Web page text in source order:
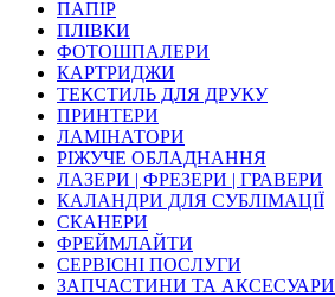
ПАПІР
ПЛІВКИ
ФОТОШПАЛЕРИ
КАРТРИДЖИ
ТЕКСТИЛЬ ДЛЯ ДРУКУ
ПРИНТЕРИ
ЛАМІНАТОРИ
РІЖУЧЕ ОБЛАДНАННЯ
ЛАЗЕРИ | ФРЕЗЕРИ | ГРАВЕРИ
КАЛАНДРИ ДЛЯ СУБЛІМАЦІЇ
СКАНЕРИ
ФРЕЙМЛАЙТИ
СЕРВІСНІ ПОСЛУГИ
ЗАПЧАСТИНИ ТА АКСЕСУАРИ